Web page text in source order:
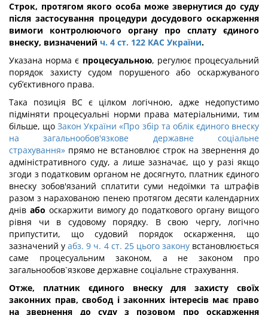
Строк, протягом якого особа може звернутися до суду
після застосування процедури досудового оскарження
вимоги контролюючого органу про сплату єдиного
внеску, визначений ч. 4 ст. 122 КАС України.
Указана норма є процесуальною, регулює процесуальний
порядок захисту судом порушеного або оскаржуваного
суб’єктивного права.
Така позиція ВС є цілком логічною, адже недопустимо
підміняти процесуальні норми права матеріальними, тим
більше, щоЗакон України «Про збір та облік єдиного внеску
на загальнообов'язкове державне соціальне
страхування» прямо не встановлює строк на звернення до
адміністративного суду, а лише зазначає, що у разі якщо
згоди з податковим органом не досягнуто, платник єдиного
внеску зобов'язаний сплатити суми недоїмки та штрафів
разом з нарахованою пенею протягом десяти календарних
днів або оскаржити вимогу до податкового органу вищого
рівня чи в судовому порядку. В свою чергу, логічно
припустити, що судовий порядок оскарження, що
зазначений уабз. 9 ч. 4 ст. 25 цього законувстановлюється
саме процесуальним законом, а не законом про
загальнообов`язкове державне соціальне страхування.
Отже, платник єдиного внеску для захисту своїх
законних прав, свобод і законних інтересів має право
на звернення до суду з позовом про оскарження